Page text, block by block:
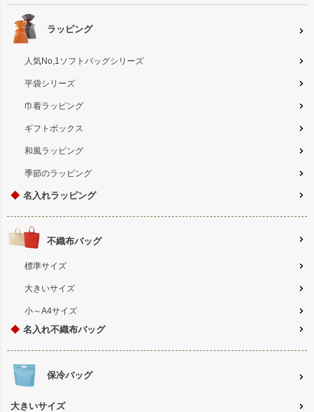
ラッピング
人気No,1ソフトバッグシリーズ
平袋シリーズ
巾着ラッピング
ギフトボックス
和風ラッピング
季節のラッピング
◆ 名入れラッピング
不織布バッグ
標準サイズ
大きいサイズ
小～A4サイズ
◆ 名入れ不織布バッグ
保冷バッグ
大きいサイズ